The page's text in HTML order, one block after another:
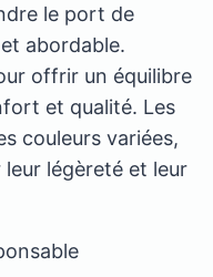
le port de
abordable.
offrir un équilibre
et qualité. Les
couleurs variées,
légèreté et leur